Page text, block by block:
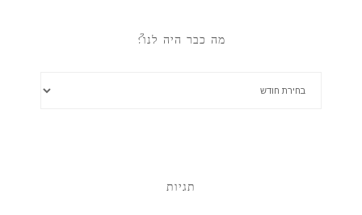
מה כבר היה לנו?
תגיות